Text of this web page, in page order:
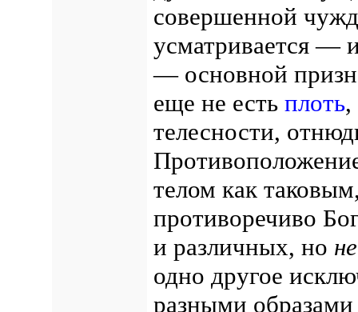
совершенной
усматривается —
— основной
еще не есть плоть,
телесности,
телом как
противоречиво
и различных, но не
одно другое
разными